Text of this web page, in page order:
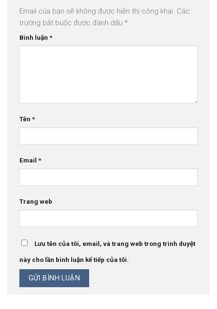
Email của bạn sẽ không được hiển thị công khai. Các
trường bắt buộc được đánh dấu *
Bình luận *
Tên *
Email *
Trang web
Lưu tên của tôi, email, và trang web trong trình duyệt
này cho lần bình luận kế tiếp của tôi.